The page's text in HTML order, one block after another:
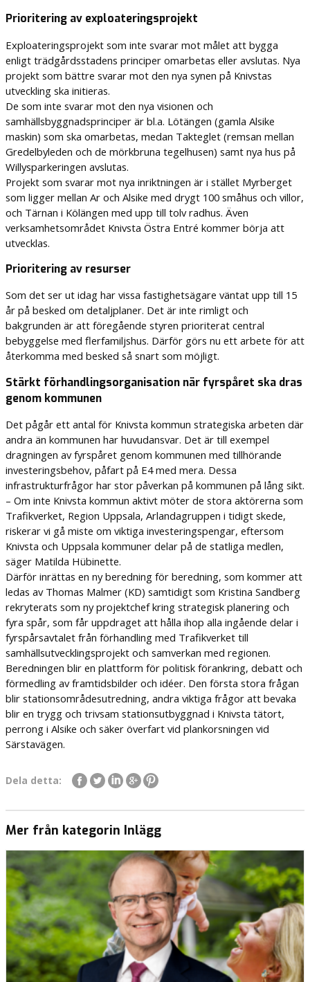
Prioritering av exploateringsprojekt
Exploateringsprojekt som inte svarar mot målet att bygga
enligt trädgårdsstadens principer omarbetas eller avslutas. Nya
projekt som bättre svarar mot den nya synen på Knivstas
utveckling ska initieras.
De som inte svarar mot den nya visionen och
samhällsbyggnadsprinciper är bl.a. Lötängen (gamla Alsike
maskin) som ska omarbetas, medan Takteglet (remsan mellan
Gredelbyleden och de mörkbruna tegelhusen) samt nya hus på
Willysparkeringen avslutas.
Projekt som svarar mot nya inriktningen är i stället Myrberget
som ligger mellan Ar och Alsike med drygt 100 småhus och villor,
och Tärnan i Kölängen med upp till tolv radhus. Även
verksamhetsområdet Knivsta Östra Entré kommer börja att
utvecklas.
Prioritering av resurser
Som det ser ut idag har vissa fastighetsägare väntat upp till 15
år på besked om detaljplaner. Det är inte rimligt och
bakgrunden är att föregående styren prioriterat central
bebyggelse med flerfamiljshus. Därför görs nu ett arbete för att
återkomma med besked så snart som möjligt.
Stärkt förhandlingsorganisation när fyrspåret ska dras
genom kommunen
Det pågår ett antal för Knivsta kommun strategiska arbeten där
andra än kommunen har huvudansvar. Det är till exempel
dragningen av fyrspåret genom kommunen med tillhörande
investeringsbehov, påfart på E4 med mera. Dessa
infrastrukturfrågor har stor påverkan på kommunen på lång sikt.
– Om inte Knivsta kommun aktivt möter de stora aktörerna som
Trafikverket, Region Uppsala, Arlandagruppen i tidigt skede,
riskerar vi gå miste om viktiga investeringspengar, eftersom
Knivsta och Uppsala kommuner delar på de statliga medlen,
säger Matilda Hübinette.
Därför inrättas en ny beredning för beredning, som kommer att
ledas av Thomas Malmer (KD) samtidigt som Kristina Sandberg
rekryterats som ny projektchef kring strategisk planering och
fyra spår, som får uppdraget att hålla ihop alla ingående delar i
fyrspårsavtalet från förhandling med Trafikverket till
samhällsutvecklingsprojekt och samverkan med regionen.
Beredningen blir en plattform för politisk förankring, debatt och
förmedling av framtidsbilder och idéer. Den första stora frågan
blir stationsområdesutredning, andra viktiga frågor att bevaka
blir en trygg och trivsam stationsutbyggnad i Knivsta tätort,
perrong i Alsike och säker överfart vid plankorsningen vid
Särstavägen.
Dela detta:
Mer från kategorin Inlägg